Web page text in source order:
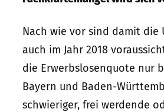
Nach wie vor sind damit die
auch im Jahr 2018
die Erwerbslosenquote nur
Bayern und Baden-
schwieriger, frei werdende